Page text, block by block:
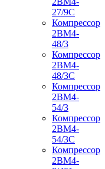
27/9С
Компрессор
2ВМ4-
48/3
Компрессор
2ВМ4-
48/3С
Компрессор
2ВМ4-
54/3
Компрессор
2ВМ4-
54/3С
Компрессор
2ВМ4-